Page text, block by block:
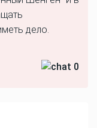
дело.
0